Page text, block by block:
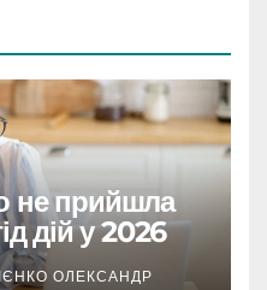
не прийшла
дій у 2026
ОЛЕКСАНДР